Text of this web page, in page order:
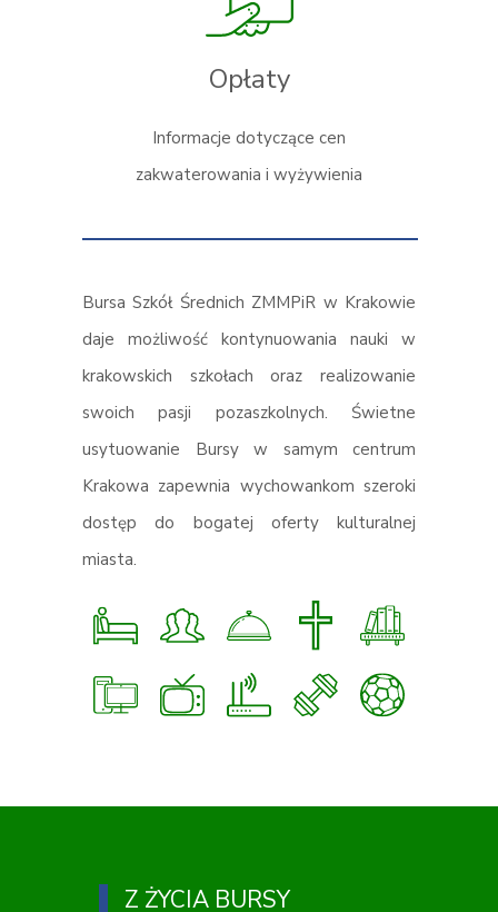
Opłaty
Informacje dotyczące cen
zakwaterowania i wyżywienia
Bursa Szkół Średnich ZMMPiR w Krakowie
daje możliwość kontynuowania nauki w
krakowskich szkołach oraz realizowanie
swoich pasji pozaszkolnych. Świetne
usytuowanie Bursy w samym centrum
Krakowa zapewnia wychowankom szeroki
dostęp do bogatej oferty kulturalnej
miasta.
Z ŻYCIA BURSY